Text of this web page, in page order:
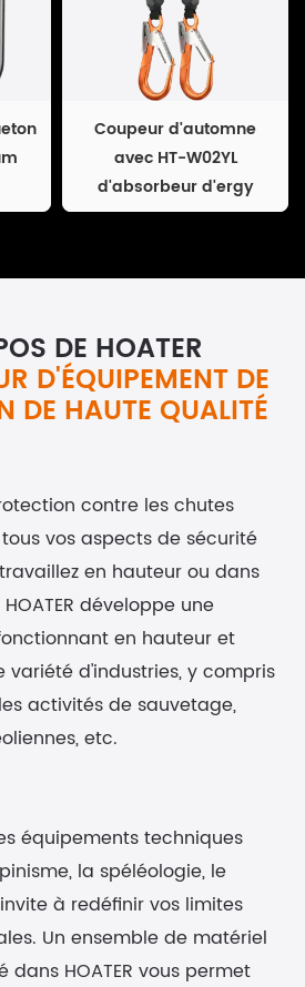
Coupeur d'automne
avec HT-W02YL
d'absorbeur d'ergy
DE HOATER
D'ÉQUIPEMENT DE
DE HAUTE QUALITÉ
contre les chutes
vos aspects de sécurité
en hauteur ou dans
développe une
en hauteur et
variété d'industries, y compris
activités de sauvetage,
etc.
équipements techniques
la spéléologie, le
à redéfinir vos limites
Un ensemble de matériel
HOATER vous permet